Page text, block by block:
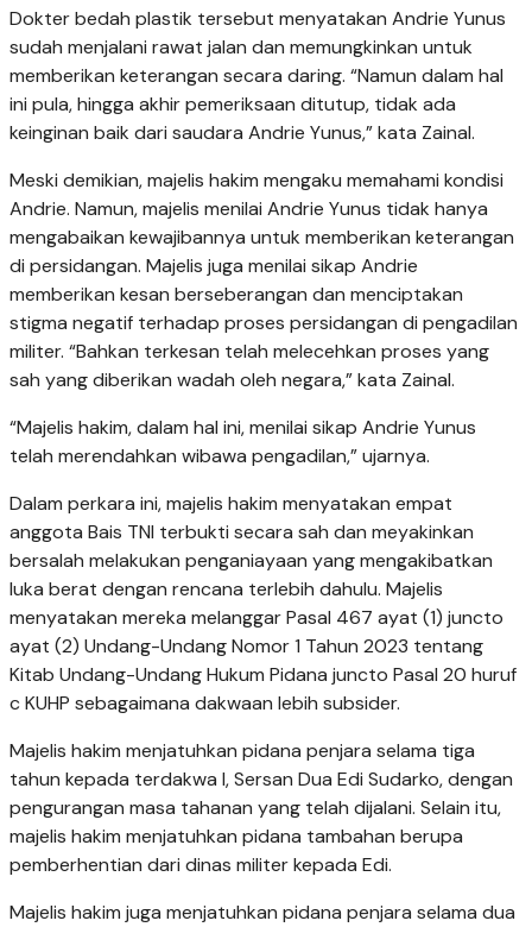
Dokter bedah plastik tersebut menyatakan Andrie Yunus
sudah menjalani rawat jalan dan memungkinkan untuk
memberikan keterangan secara daring. “Namun dalam hal
ini pula, hingga akhir pemeriksaan ditutup, tidak ada
keinginan baik dari saudara Andrie Yunus,” kata Zainal.
Meski demikian, majelis hakim mengaku memahami kondisi
Andrie. Namun, majelis menilai Andrie Yunus tidak hanya
mengabaikan kewajibannya untuk memberikan keterangan
di persidangan. Majelis juga menilai sikap Andrie
memberikan kesan berseberangan dan menciptakan
stigma negatif terhadap proses persidangan di pengadilan
militer. “Bahkan terkesan telah melecehkan proses yang
sah yang diberikan wadah oleh negara,” kata Zainal.
“Majelis hakim, dalam hal ini, menilai sikap Andrie Yunus
telah merendahkan wibawa pengadilan,” ujarnya.
Dalam perkara ini, majelis hakim menyatakan empat
anggota Bais TNI terbukti secara sah dan meyakinkan
bersalah melakukan penganiayaan yang mengakibatkan
luka berat dengan rencana terlebih dahulu. Majelis
menyatakan mereka melanggar Pasal 467 ayat (1) juncto
ayat (2) Undang-Undang Nomor 1 Tahun 2023 tentang
Kitab Undang-Undang Hukum Pidana juncto Pasal 20 huruf
c KUHP sebagaimana dakwaan lebih subsider.
Majelis hakim menjatuhkan pidana penjara selama tiga
tahun kepada terdakwa I, Sersan Dua Edi Sudarko, dengan
pengurangan masa tahanan yang telah dijalani. Selain itu,
majelis hakim menjatuhkan pidana tambahan berupa
pemberhentian dari dinas militer kepada Edi.
Majelis hakim juga menjatuhkan pidana penjara selama dua